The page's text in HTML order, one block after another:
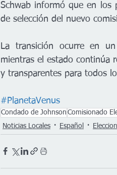
Schwab informó que en los
de selección del nuevo
La transición ocurre en
mientras el estado continúa
y transparentes para todos
#PlanetaVenus
Condado de Johnson Comisionado
Noticias Locales
Español